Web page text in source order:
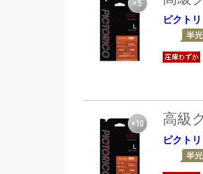
ピクト
高級
ピクト